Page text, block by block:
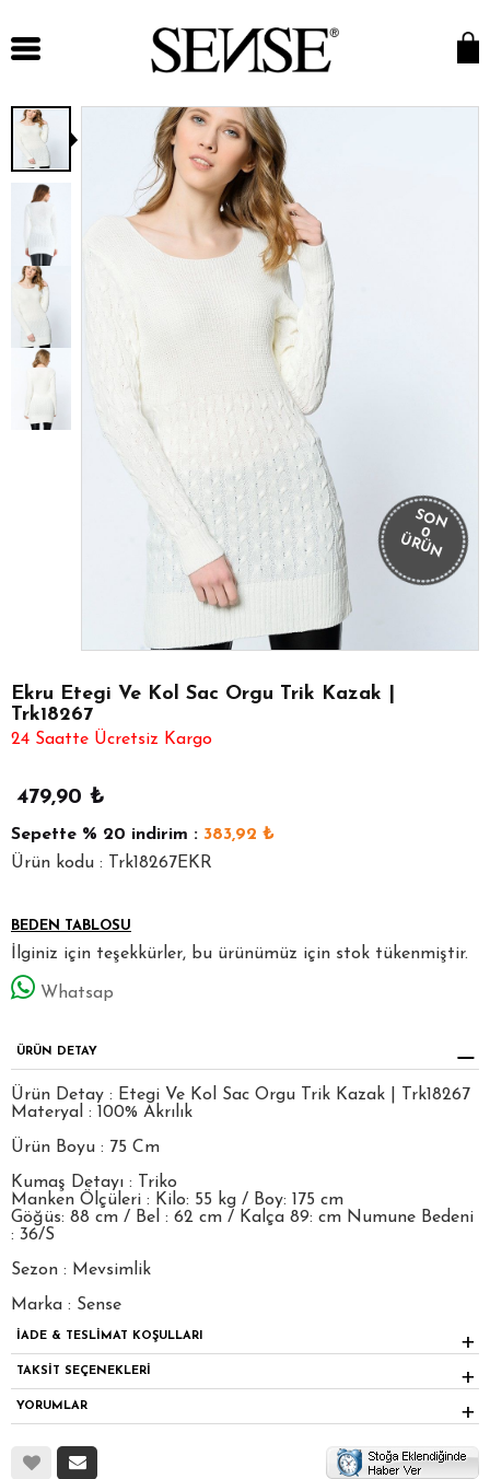
SON
0
ÜRÜN
Ekru Etegi Ve Kol Sac Orgu Trik Kazak |
Trk18267
24 Saatte Ücretsiz Kargo
479,90 ₺
Sepette % 20 indirim : 383,92 ₺
Ürün kodu : Trk18267EKR
BEDEN TABLOSU
İlginiz için teşekkürler, bu ürünümüz için stok tükenmiştir.
Whatsap
ÜRÜN DETAY
Ürün Detay : Etegi Ve Kol Sac Orgu Trik Kazak | Trk18267
Materyal : 100% Akrılık
Ürün Boyu : 75 Cm
Kumaş Detayı : Triko
Manken Ölçüleri : Kilo: 55 kg / Boy: 175 cm
Göğüs: 88 cm / Bel : 62 cm / Kalça 89: cm Numune Bedeni
: 36/S
Sezon : Mevsimlik
Marka : Sense
İADE & TESLİMAT KOŞULLARI
TAKSİT SEÇENEKLERİ
YORUMLAR